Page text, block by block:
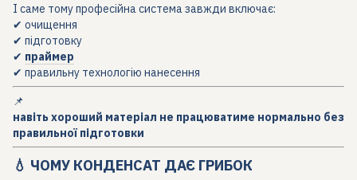
І саме тому професійна система завжди включає:
✔ очищення
✔ підготовку
✔ праймер
✔ правильну технологію нанесення
📌
навіть хороший матеріал не працюватиме нормально без
правильної підготовки
💧 ЧОМУ КОНДЕНСАТ ДАЄ ГРИБОК